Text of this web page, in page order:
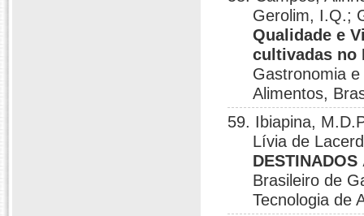
Gerolim, I.Q.;
Qualidade e
cultivadas no
Gastronomia
Alimentos,
59. Ibiapina,
Lívia de
Brasileiro de
Tecnologia de